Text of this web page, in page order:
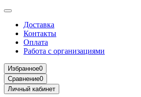
Доставка
Контакты
Оплата
Работа с организациями
Избранное0
Сравнение0
Личный кабинет